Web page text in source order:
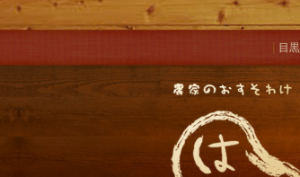
目